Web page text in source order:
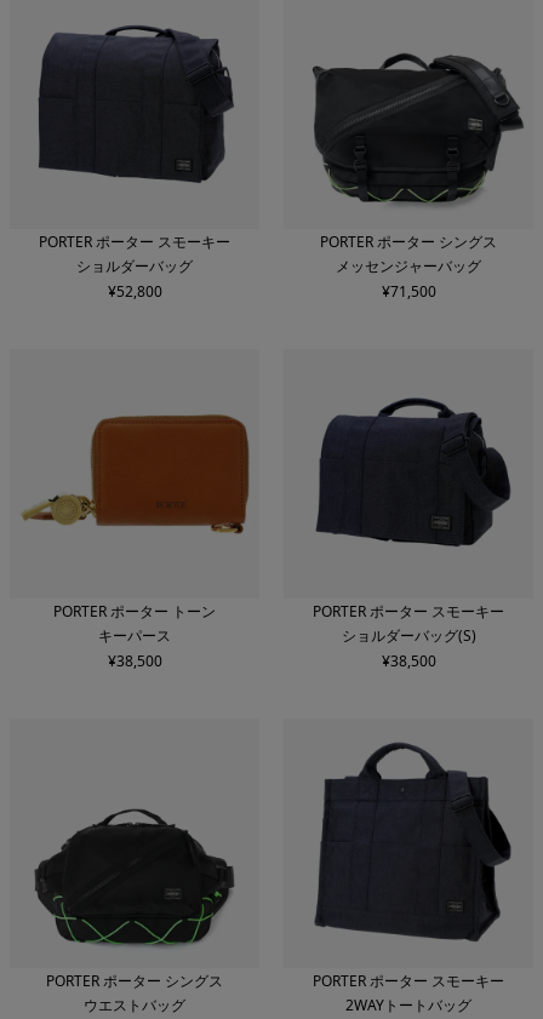
PORTER ポーター スモーキー
ショルダーバッグ
¥52,800
PORTER ポーター シングス
メッセンジャーバッグ
¥71,500
PORTER ポーター トーン
キーパース
¥38,500
PORTER ポーター スモーキー
ショルダーバッグ(S)
¥38,500
PORTER ポーター シングス
ウエストバッグ
PORTER ポーター スモーキー
2WAYトートバッグ